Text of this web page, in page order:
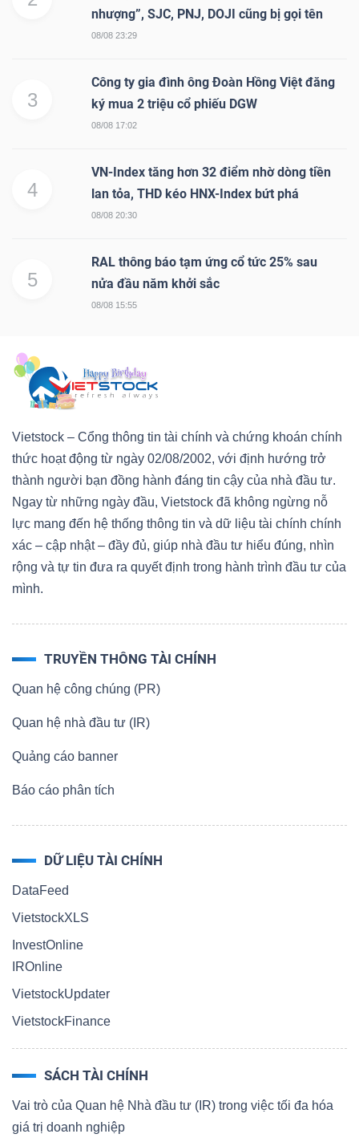
nhượng”, SJC, PNJ, DOJI cũng bị gọi tên
08/08 23:29
3
Công ty gia đình ông Đoàn Hồng Việt đăng
ký mua 2 triệu cổ phiếu DGW
08/08 17:02
4
VN-Index tăng hơn 32 điểm nhờ dòng tiền
lan tỏa, THD kéo HNX-Index bứt phá
08/08 20:30
5
RAL thông báo tạm ứng cổ tức 25% sau
nửa đầu năm khởi sắc
08/08 15:55
Vietstock – Cổng thông tin tài chính và chứng khoán chính
thức hoạt động từ ngày 02/08/2002, với định hướng trở
thành người bạn đồng hành đáng tin cậy của nhà đầu tư.
Ngay từ những ngày đầu, Vietstock đã không ngừng nỗ
lực mang đến hệ thống thông tin và dữ liệu tài chính chính
xác – cập nhật – đầy đủ, giúp nhà đầu tư hiểu đúng, nhìn
rộng và tự tin đưa ra quyết định trong hành trình đầu tư của
mình.
TRUYỀN THÔNG TÀI CHÍNH
Quan hệ công chúng (PR)
Quan hệ nhà đầu tư (IR)
Quảng cáo banner
Báo cáo phân tích
DỮ LIỆU TÀI CHÍNH
DataFeed
VietstockXLS
InvestOnline
IROnline
VietstockUpdater
VietstockFinance
SÁCH TÀI CHÍNH
Vai trò của Quan hệ Nhà đầu tư (IR) trong việc tối đa hóa
giá trị doanh nghiệp